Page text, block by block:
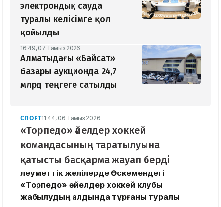
электрондық сауда
туралы келісімге қол
қойылды
16:49, 07 Тамыз 2026
Алматыдағы «Байсат»
базары аукционда 24,7
млрд теңгеге сатылды
СПОРТ11:44, 06 Тамыз 2026
«Торпедо» әйелдер хоккей
командасының таратылуына
қатысты басқарма жауап берді
Әлеуметтік желілерде Өскемендегі
«Торпедо» әйелдер хоккей клубы
жабылудың алдында тұрғаны туралы